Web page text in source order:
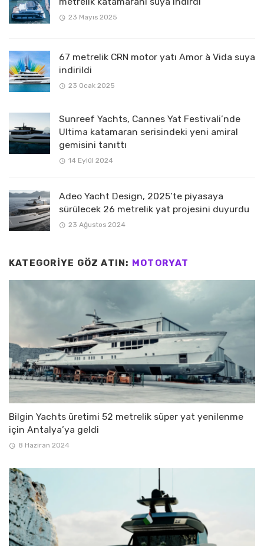
23 Mayıs 2025
67 metrelik CRN motor yatı Amor à Vida suya
indirildi
23 Ocak 2025
Sunreef Yachts, Cannes Yat Festivali’nde
Ultima katamaran serisindeki yeni amiral
gemisini tanıttı
14 Eylül 2024
Adeo Yacht Design, 2025’te piyasaya
sürülecek 26 metrelik yat projesini duyurdu
23 Ağustos 2024
KATEGORIYE GÖZ ATIN: MOTORYAT
Bilgin Yachts üretimi 52 metrelik süper yat yenilenme
için Antalya’ya geldi
8 Haziran 2024